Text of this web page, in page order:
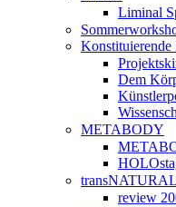
Liminal
Dem
METABODY
review